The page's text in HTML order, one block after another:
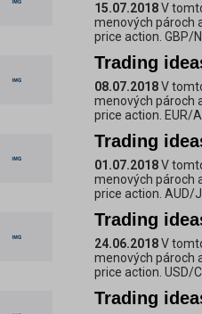
15.07.2018V
menových pároch
price action. GBP/
Trading
08.07.2018V
menových pároch
price action. EUR/
Trading
01.07.2018V
menových pároch
price action. AUD/
Trading
24.06.2018V
menových pároch
price action. USD/
Trading